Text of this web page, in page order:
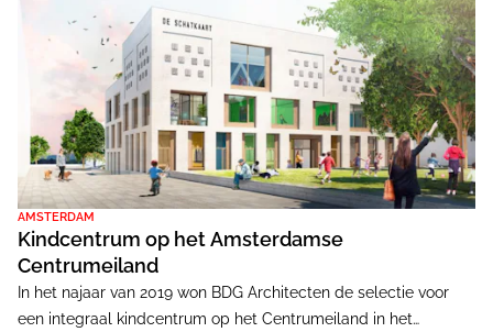
AMSTERDAM
Kindcentrum op het Amsterdamse
Centrumeiland
In het najaar van 2019 won BDG Architecten de selectie voor
een integraal kindcentrum op het Centrumeiland in het